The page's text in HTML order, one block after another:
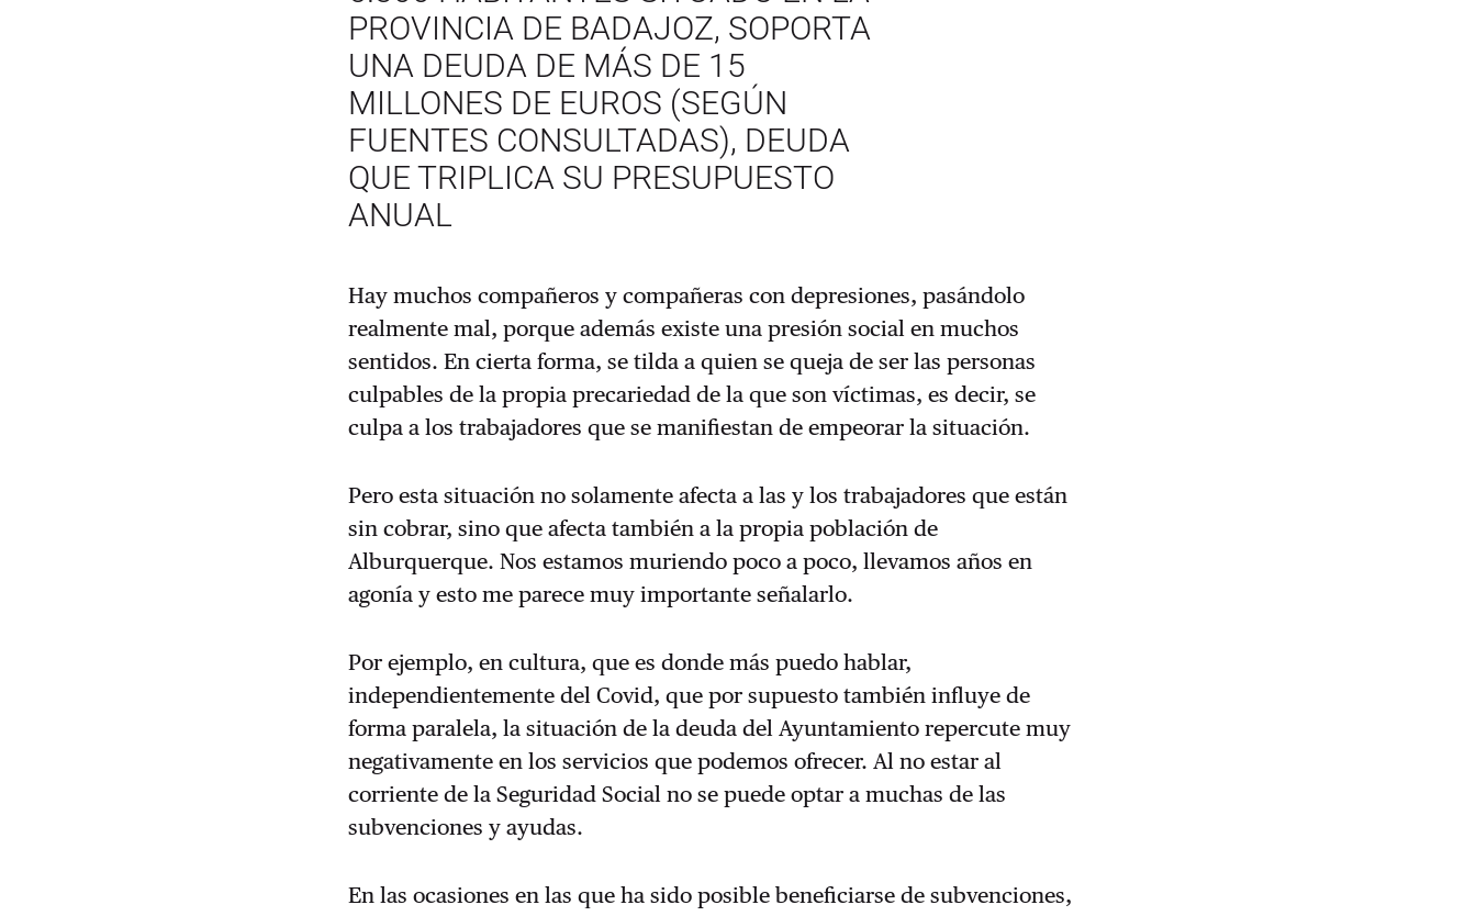
PROVINCIA DE BADAJOZ, SOPORTA
UNA DEUDA DE MÁS DE 15
MILLONES DE EUROS (SEGÚN
FUENTES CONSULTADAS), DEUDA
QUE TRIPLICA SU PRESUPUESTO
ANUAL
Hay muchos compañeros y compañeras con depresiones, pasándolo
realmente mal, porque además existe una presión social en muchos
sentidos. En cierta forma, se tilda a quien se queja de ser las personas
culpables de la propia precariedad de la que son víctimas, es decir, se
culpa a los trabajadores que se manifiestan de empeorar la situación.
Pero esta situación no solamente afecta a las y los trabajadores que están
sin cobrar, sino que afecta también a la propia población de
Alburquerque. Nos estamos muriendo poco a poco, llevamos años en
agonía y esto me parece muy importante señalarlo.
Por ejemplo, en cultura, que es donde más puedo hablar,
independientemente del Covid, que por supuesto también influye de
forma paralela, la situación de la deuda del Ayuntamiento repercute muy
negativamente en los servicios que podemos ofrecer. Al no estar al
corriente de la Seguridad Social no se puede optar a muchas de las
subvenciones y ayudas.
En las ocasiones en las que ha sido posible beneficiarse de subvenciones,